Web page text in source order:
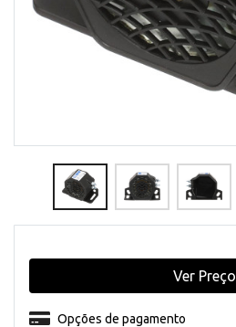
Opções de pagamento
Ver Preço